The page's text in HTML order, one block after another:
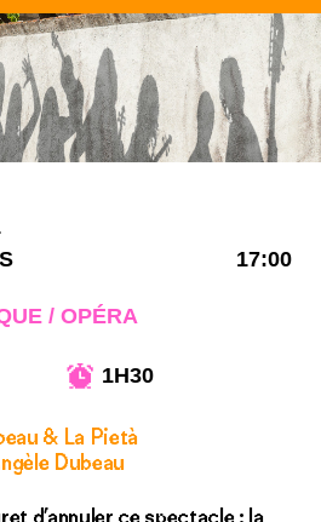
17:00
/ OPÉRA
1H30
& La Pietà
Dubeau